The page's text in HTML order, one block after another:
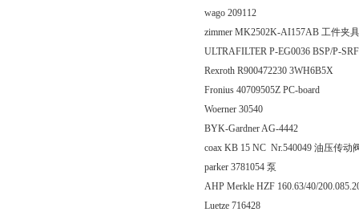
wago 209112
zimmer MK2502K-AI157AB 工件夹具
ULTRAFILTER P-EG0036 BSP/P-
Rexroth R900472230 3WH6B5X
Fronius 40709505Z PC-board
Woerner 30540
BYK-Gardner AG-4442
coax KB 15 NC Nr.540049 油压传动
parker 3781054 泵
AHP Merkle HZF 160.63/40/
Luetze 716428